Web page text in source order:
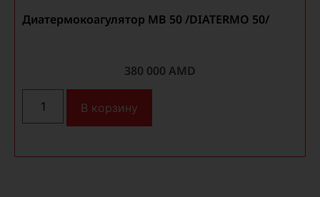
Диатермокоагулятор MB 50 /DIATERMO 50/
380 000 AMD
В корзину